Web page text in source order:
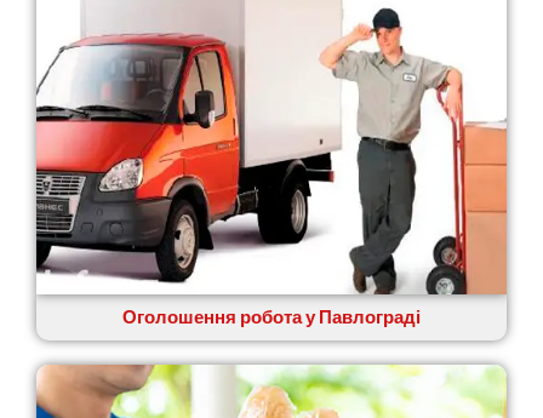
Яготин
Южне
Южноукраїнськ
Запоріжжя
Зарічани
Зазим’я
Здолбунів
Жовті Води
Житомир
Зміїв
Звенигородка
Звягель
Оголошення робота у Павлограді